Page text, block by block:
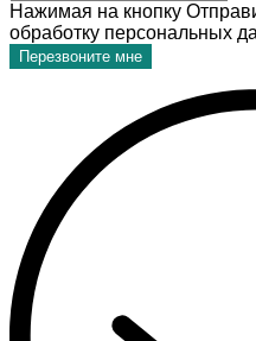
Нажимая на кнопку
обработку персональных
Перезвоните мне